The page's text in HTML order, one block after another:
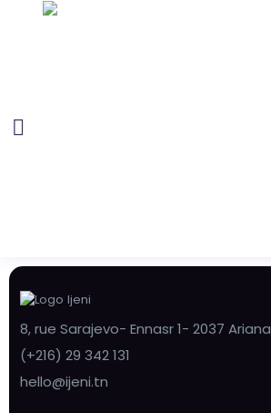
8, rue Sarajevo- Ennasr 1- 2037 Ariana
(+216) 29 342 131
hello@ijeni.tn